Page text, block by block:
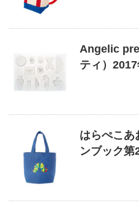
Angelic
ティ）
はらぺこあ
ンブック第